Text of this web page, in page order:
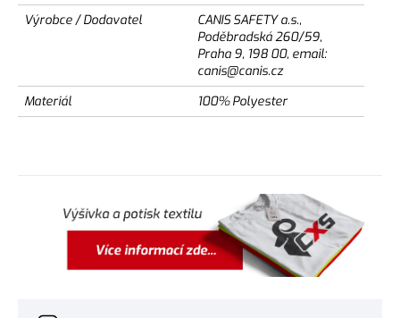
Výrobce / Dodavatel
CANIS SAFETY a.s.,
Poděbradská 260/59,
Praha 9, 198 00, email:
canis@canis.cz
Materiál
100% Polyester